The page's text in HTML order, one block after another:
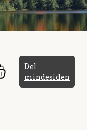
Del
mindesiden